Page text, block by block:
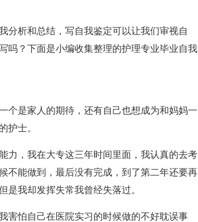
分析和总结，写自我鉴定可以让我们审视自
吗？下面是小编收集整理的护理专业毕业自我
个是家人的期待，还有自己也想成为和妈妈一
护士。
力，我在大专这三年时间里面，我认真的去考
不能做到，最后没有完成，到了第二年还要再
是我却发挥失常我曾经失落过。
害怕自己在医院实习的时候做的不好耽误事